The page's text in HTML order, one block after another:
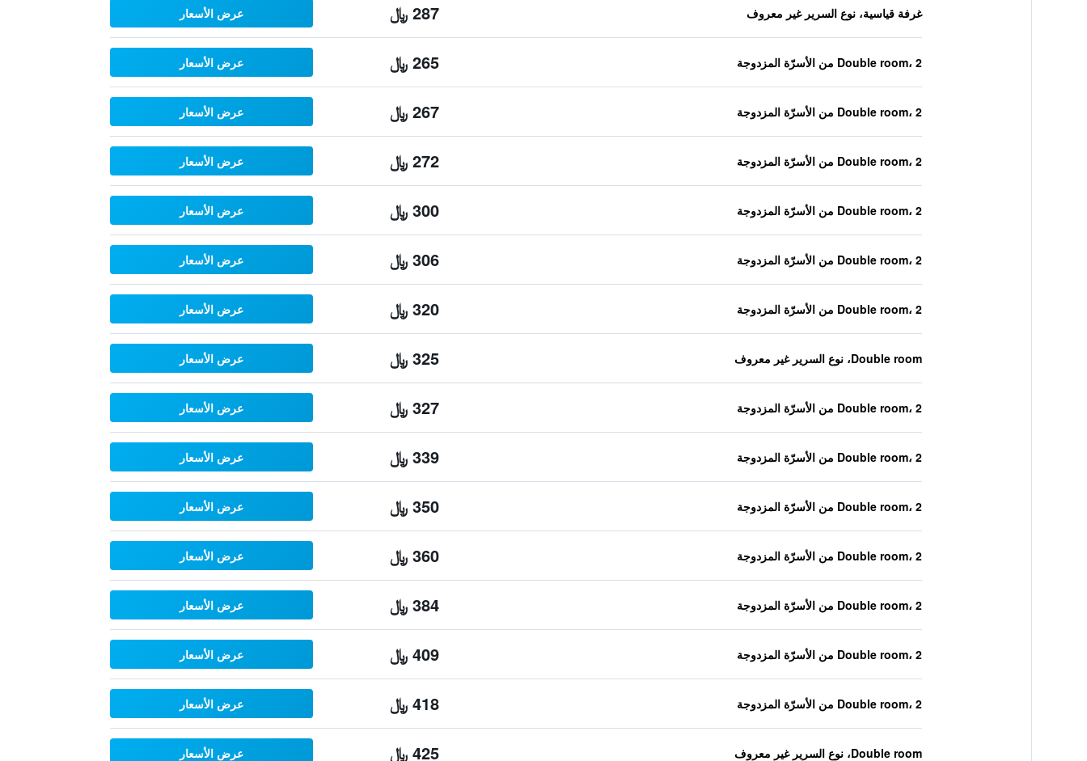
غرفة قياسية، نوع السرير غير معروف 287 ﷼ عرض الأسعار
Double room، 2 من الأسرّة المزدوجة 265 ﷼ عرض الأسعار
Double room، 2 من الأسرّة المزدوجة 267 ﷼ عرض الأسعار
Double room، 2 من الأسرّة المزدوجة 272 ﷼ عرض الأسعار
Double room، 2 من الأسرّة المزدوجة 300 ﷼ عرض الأسعار
Double room، 2 من الأسرّة المزدوجة 306 ﷼ عرض الأسعار
Double room، 2 من الأسرّة المزدوجة 320 ﷼ عرض الأسعار
Double room، نوع السرير غير معروف 325 ﷼ عرض الأسعار
Double room، 2 من الأسرّة المزدوجة 327 ﷼ عرض الأسعار
Double room، 2 من الأسرّة المزدوجة 339 ﷼ عرض الأسعار
Double room، 2 من الأسرّة المزدوجة 350 ﷼ عرض الأسعار
Double room، 2 من الأسرّة المزدوجة 360 ﷼ عرض الأسعار
Double room، 2 من الأسرّة المزدوجة 384 ﷼ عرض الأسعار
Double room، 2 من الأسرّة المزدوجة 409 ﷼ عرض الأسعار
Double room، 2 من الأسرّة المزدوجة 418 ﷼ عرض الأسعار
Double room، نوع السرير غير معروف 425 ﷼ عرض الأسعار